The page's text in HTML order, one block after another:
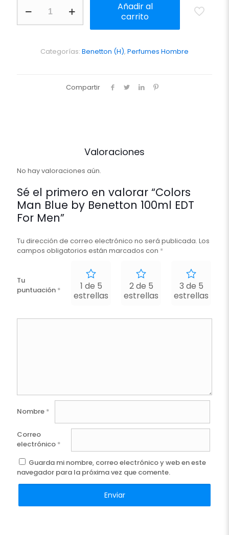
Man
Blue
Añadir al
carrito
Categorías: Benetton (H), Perfumes Hombre
Compartir
Valoraciones
No hay valoraciones aún.
Sé el primero en valorar “Colors
Man Blue by Benetton 100ml EDT
For Men”
Tu dirección de correo electrónico no será publicada. Los
campos obligatorios están marcados con *
Tu
puntuación *
1 de 5
estrellas
2 de 5
estrellas
3 de 5
estrellas
Nombre *
Correo
electrónico *
Guarda mi nombre, correo electrónico y web en este
navegador para la próxima vez que comente.